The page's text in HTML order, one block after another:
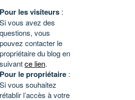
Pour les visiteurs :
Si vous avez des
questions, vous
pouvez contacter le
propriétaire du blog en
suivantce lien.
Pour le propriétaire :
Si vous souhaitez
rétablir l’accès à votre